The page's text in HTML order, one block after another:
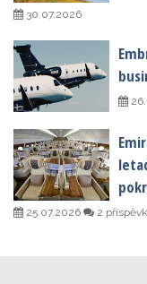
30.07.2026
25.07.2026 2